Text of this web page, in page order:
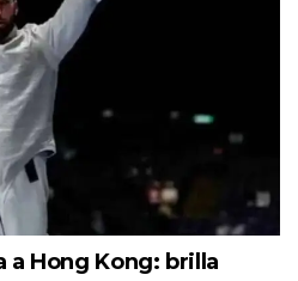
a Hong Kong: brilla